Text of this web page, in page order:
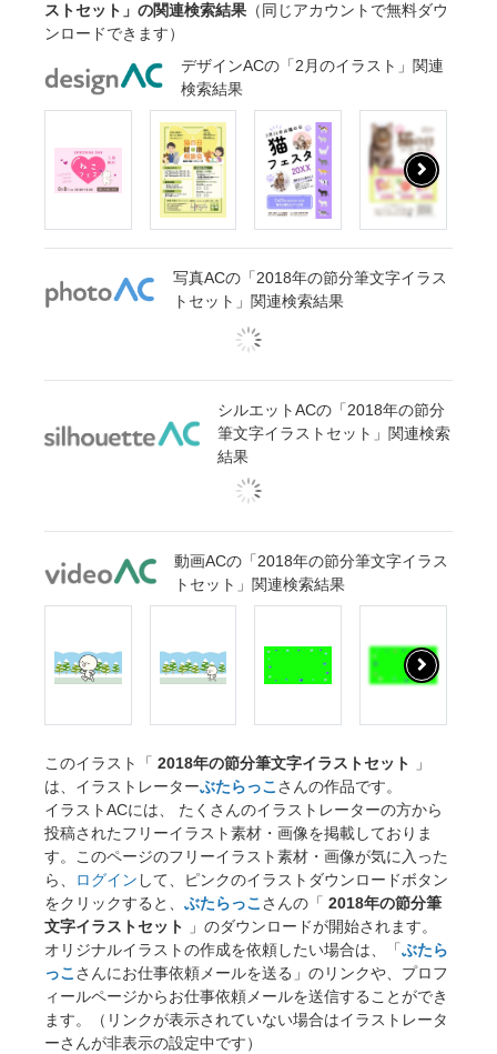
ストセット」の関連検索結果 （同じアカウントで無料ダウ
ンロードできます）
デザインACの「2月のイラスト」関連
検索結果
写真ACの「2018年の節分筆文字イラス
トセット」関連検索結果
シルエットACの「2018年の節分
筆文字イラストセット」関連検索
結果
動画ACの「2018年の節分筆文字イラス
トセット」関連検索結果
このイラスト「 2018年の節分筆文字イラストセット
」
は、イラストレーターぶたらっこ さんの作品です。
イラストACには、 たくさんのイラストレーターの方から
投稿されたフリーイラスト素材・画像を掲載しておりま
す。このページのフリーイラスト素材・画像が気に入った
ら、
ログイン して、ピンクのイラストダウンロードボタン
をクリックすると、 ぶたらっこ さんの「 2018年の節分筆
文字イラストセット
」のダウンロードが開始されます。
オリジナルイラストの作成を依頼したい場合は、「ぶたら
っこ さんにお仕事依頼メールを送る」のリンクや、プロフ
ィールページからお仕事依頼メールを送信することができ
ます。（リンクが表示されていない場合はイラストレータ
ーさんが非表示の設定中です）